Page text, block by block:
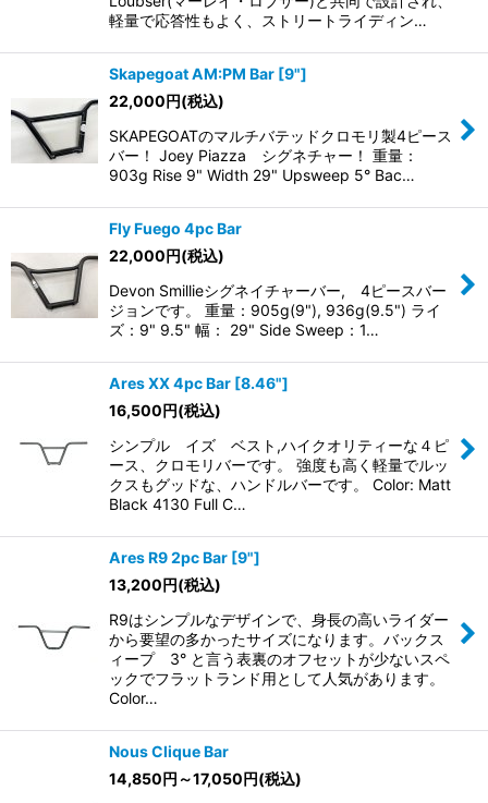
軽量で応答性もよく、ストリートライディン…
Skapegoat AM:PM Bar [9"]
22,000円(税込)
SKAPEGOATのマルチバテッドクロモリ製4ピース
バー！ Joey Piazza シグネチャー！ 重量：
903g Rise 9" Width 29" Upsweep 5° Bac…
Fly Fuego 4pc Bar
22,000円(税込)
Devon Smillieシグネイチャーバー, 4ピースバー
ジョンです。 重量：905g(9"), 936g(9.5") ライ
ズ：9" 9.5" 幅： 29" Side Sweep：1…
Ares XX 4pc Bar [8.46"]
16,500円(税込)
シンプル イズ ベスト,ハイクオリティーな４ピ
ース、クロモリバーです。 強度も高く軽量でルッ
クスもグッドな、ハンドルバーです。 Color: Matt
Black 4130 Full C…
Ares R9 2pc Bar [9"]
13,200円(税込)
R9はシンプルなデザインで、身長の高いライダー
から要望の多かったサイズになります。バックス
ィープ 3° と言う表裏のオフセットが少ないスペ
ックでフラットランド用として人気があります。
Color…
Nous Clique Bar
14,850円 ～17,050円(税込)